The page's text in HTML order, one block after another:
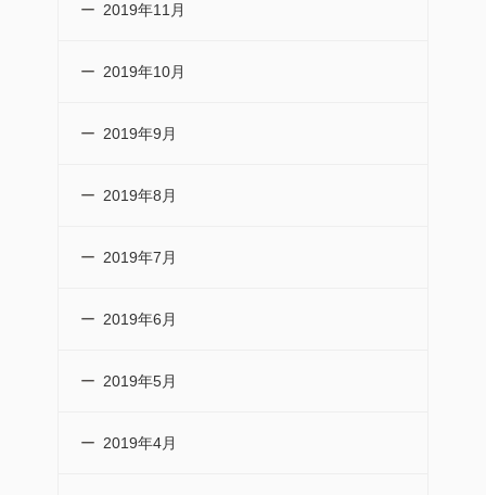
2019年11月
2019年10月
2019年9月
2019年8月
2019年7月
2019年6月
2019年5月
2019年4月